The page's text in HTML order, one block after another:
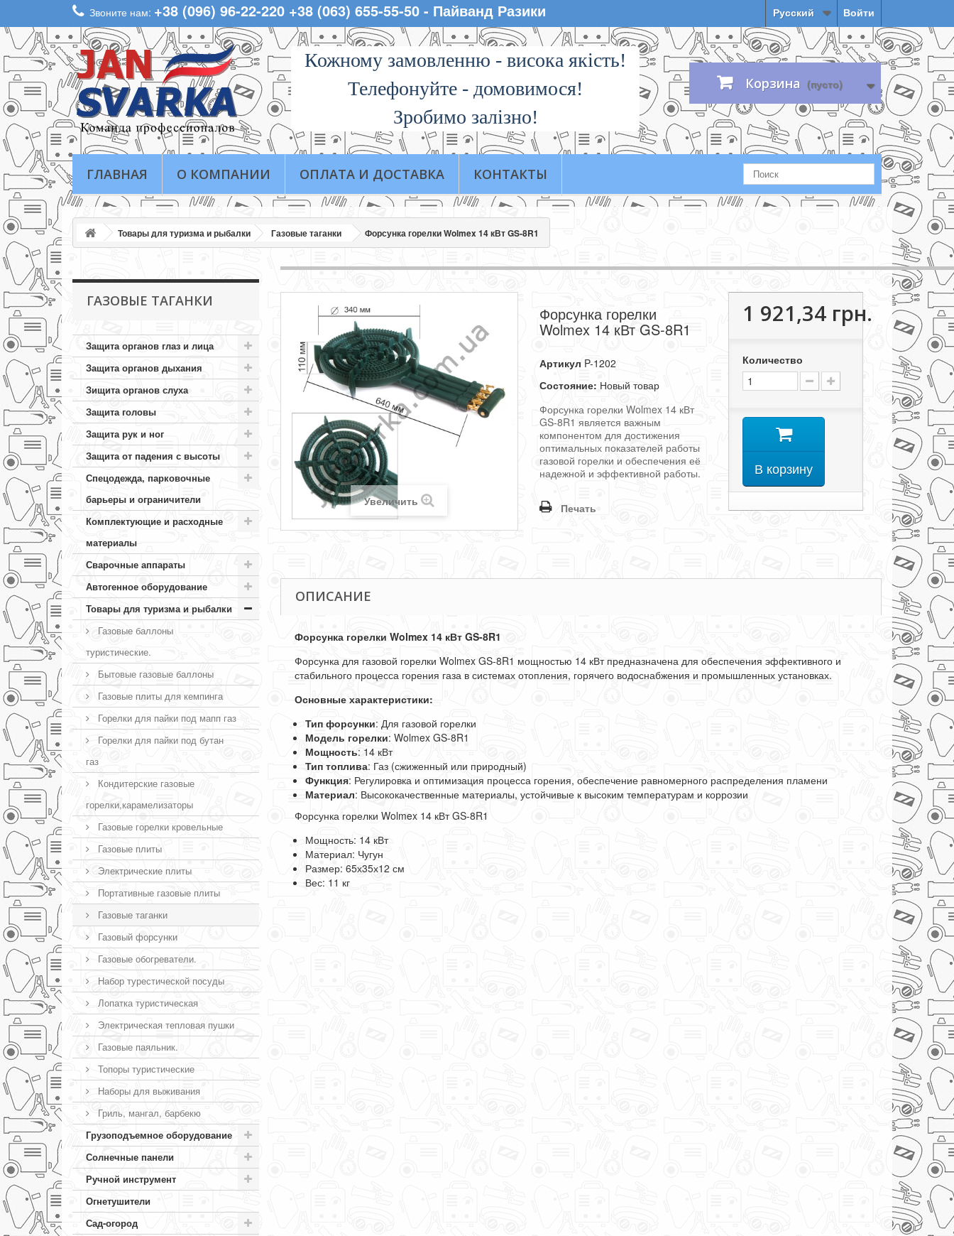
Войти
Русский
Звоните нам: +38 (096) 96-22-220 +38 (063) 655-55-50 - Пайванд Разики
Кожному замовленню - висока якiсть!
Телефонуйте - домовимося!
Зробимо залізно!
Корзина (пусто)
ГЛАВНАЯ О КОМПАНИИ ОПЛАТА И ДОСТАВКА КОНТАКТЫ
Товары для туризма и рыбалки Газовые таганки Форсунка горелки Wolmex 14 кВт GS-8R1
ГАЗОВЫЕ ТАГАНКИ
Защита органов глаз и лица
Защита органов дыхания
Зищита органов слуха
Защита головы
Защита рук и ног
Защита от падения с высоты
Спецодежда, парковочные
барьеры и ограничители
Комплектующие и расходные
материалы
Сварочные аппараты
Автогенное оборудование
Товары для туризма и рыбалки
Газовые баллоны
туристические.
Бытовые газовые баллоны
Газовые плиты для кемпинга
Горелки для пайки под мапп газ
Горелки для пайки под бутан
газ
Кондитерские газовые
горелки,карамелизаторы
Газовые горелки кровельные
Газовые плиты
Электрические плиты
Портативные газовые плиты
Газовые таганки
Газовый форсунки
Газовые обогреватели.
Набор турестической посуды
Лопатка туристическая
Электрическая тепловая пушки
Газовые паяльник.
Топоры туристические
Наборы для выживания
Гриль, мангал, барбекю
Грузоподъемное оборудование
Солнечные панели
Ручной инструмент
Огнетушители
Сад-огород
Увеличить
Форсунка горелки
Wolmex 14 кВт GS-8R1
Артикул P-1202
Состояние: Новый товар
Форсунка горелки Wolmex 14 кВт
GS-8R1 является важным
компонентом для достижения
оптимальных показателей работы
газовой горелки и обеспечения её
надежной и эффективной работы.
Печать
1 921,34 грн.
Количество
В корзину
ОПИСАНИЕ
Форсунка горелки Wolmex 14 кВт GS-8R1
Форсунка для газовой горелки Wolmex GS-8R1 мощностью 14 кВт предназначена для обеспечения эффективного и
стабильного процесса горения газа в системах отопления, горячего водоснабжения и промышленных установках.
Основные характеристики:
Тип форсунки: Для газовой горелки
Модель горелки: Wolmex GS-8R1
Мощность: 14 кВт
Тип топлива: Газ (сжиженный или природный)
Функция: Регулировка и оптимизация процесса горения, обеспечение равномерного распределения пламени
Материал: Высококачественные материалы, устойчивые к высоким температурам и коррозии
Форсунка горелки Wolmex 14 кВт GS-8R1
Мощность: 14 кВт
Материал: Чугун
Размер: 65х35х12 см
Вес: 11 кг